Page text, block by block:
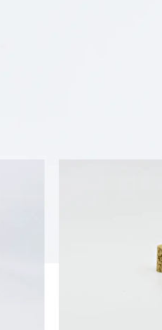
posude, lopatice i drugu
koji izrađuju kozmetičke
kupnju i brzu dostavu